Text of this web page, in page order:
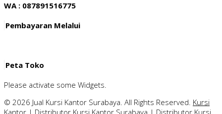
WA : 087891516775
Pembayaran Melalui
Peta Toko
Please activate some Widgets.
© 2026 Jual Kursi Kantor Surabaya. All Rights Reserved. Kursi